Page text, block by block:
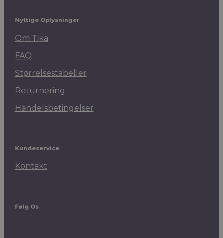
Nyttige Oplysninger
Om Tika
FAQ
Størrelsestabeller
Returnering
Handelsbetingelser
Kundeservice
Kontakt
Følg Os